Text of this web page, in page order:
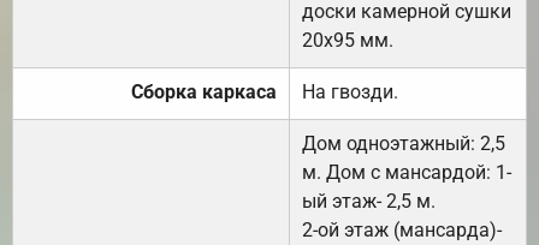
доски камерной сушки
20х95 мм.
Сборка каркаса На гвозди.
Дом одноэтажный: 2,5
м. Дом с мансардой: 1-
ый этаж- 2,5 м.
2-ой этаж (мансарда)-